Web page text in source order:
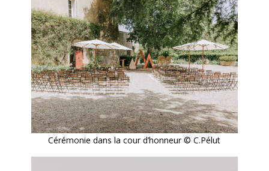
Cérémonie dans la cour d’honneur © C.Pélut